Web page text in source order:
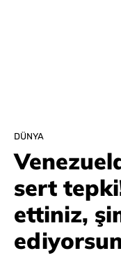
DÜNYA
sert
ettiniz,